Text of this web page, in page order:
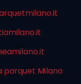
parquet Milano